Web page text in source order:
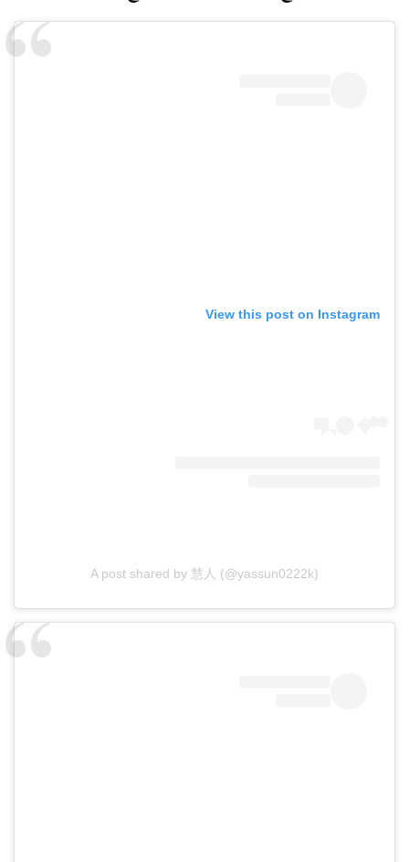
View this post on Instagram
A post shared by 慧人 (@yassun0222k)